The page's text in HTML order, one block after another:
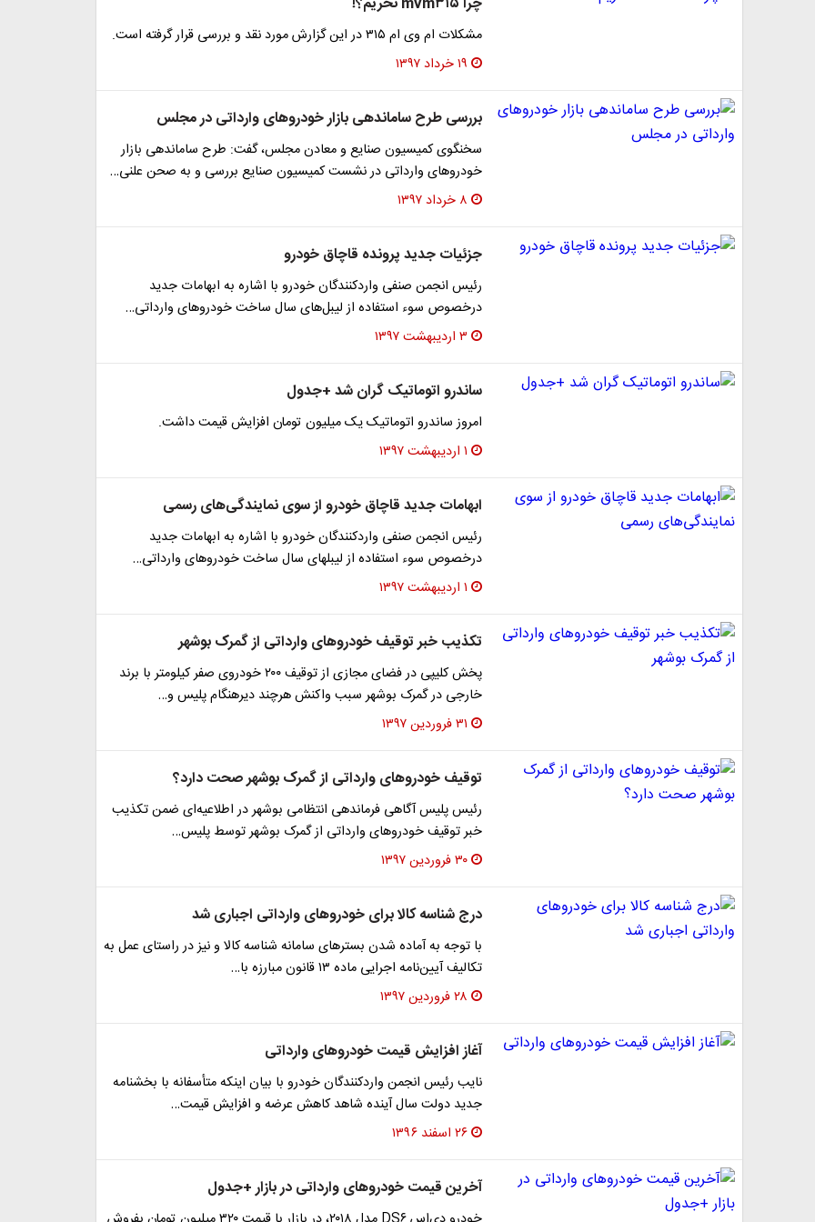
مشکلات ام وی ام ۳۱۵ در این گزارش مورد نقد و بررسی قرار گرفته است.
۱۹ خرداد ۱۳۹۷
بررسی طرح ساماندهی بازار خودرو‌های وارداتی در مجلس
سخنگوی کمیسیون صنایع و معادن مجلس، گفت: طرح ساماندهی بازار
خودرو‌های وارداتی در نشست کمیسیون صنایع بررسی و به صحن علنی…
۸ خرداد ۱۳۹۷
جزئیات جدید پرونده قاچاق خودرو
رئیس انجمن صنفی واردکنندگان خودرو با اشاره به ابهامات جدید
درخصوص سوء استفاده از لیبل‌های سال ساخت خودروهای وارداتی…
۳ اردیبهشت ۱۳۹۷
ساندرو اتوماتیک گران شد +جدول
امروز ساندرو اتوماتیک یک میلیون تومان افزایش قیمت داشت.
۱ اردیبهشت ۱۳۹۷
ابهامات جدید قاچاق خودرو از سوی نمایندگی‌های رسمی
رئیس انجمن صنفی واردکنندگان خودرو با اشاره به ابهامات جدید
درخصوص سوء استفاده از لیبلهای سال ساخت خودروهای وارداتی…
۱ اردیبهشت ۱۳۹۷
تکذیب خبر توقیف خودروهای وارداتی از گمرک بوشهر
پخش کلیپی در فضای مجازی از توقیف ۲۰۰ خودروی صفر کیلومتر با برند
خارجی در گمرک بوشهر سبب واکنش هرچند دیرهنگام پلیس و…
۳۱ فروردین ۱۳۹۷
توقیف خودرو‌های وارداتی از گمرک بوشهر صحت دارد؟
رئیس پلیس آگاهی فرماندهی انتظامی بوشهر در اطلاعیه‌ای ضمن تکذیب
خبر توقیف خودرو‌های وارداتی از گمرک بوشهر توسط پلیس…
۳۰ فروردین ۱۳۹۷
درج شناسه کالا برای خودروهای وارداتی اجباری شد
با توجه به آماده شدن بستر‌های سامانه شناسه کالا و نیز در راستای عمل به
تکالیف آیین‌نامه اجرایی ماده ۱۳ قانون مبارزه با…
۲۸ فروردین ۱۳۹۷
آغاز افزایش قیمت خودروهای وارداتی
نایب رئیس انجمن واردکنندگان خودرو با بیان اینکه متأسفانه با بخشنامه
جدید دولت سال آینده شاهد کاهش عرضه و افزایش قیمت…
۲۶ اسفند ۱۳۹۶
آخرین قیمت خودرو‌های وارداتی در بازار +جدول